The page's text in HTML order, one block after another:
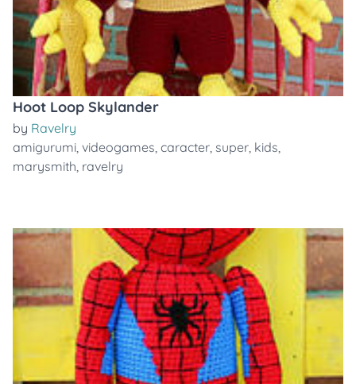
Hoot Loop Skylander
by Ravelry
amigurumi, videogames, caracter, super, kids,
marysmith, ravelry